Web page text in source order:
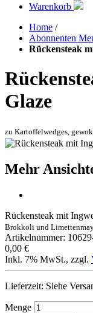
Warenkorb
Home /
Abonnenten
Rückensteak
Glaze
zu Kartoffelwedges,
Mehr
Rückensteak mit
Brokkoli und
Artikelnummer:
0,00 €
Inkl. 7% MwSt., zzgl.
Lieferzeit: Siehe
Menge